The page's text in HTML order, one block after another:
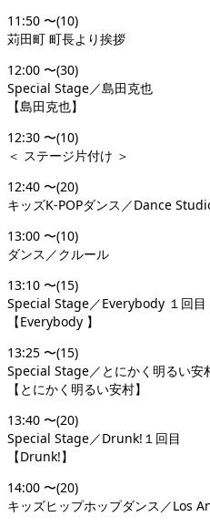
11:50 〜(10)
苅田町 町長より挨拶
12:00 〜(30)
Special Stage／島田克也
【島田克也】
12:30 〜(10)
＜ ステージ片付け ＞
12:40 〜(20)
キッズK-POPダンス／Dance
13:00 〜(10)
ダンス／クルール
13:10 〜(15)
Special Stage／Everybody １回目
【Everybody 】
13:25 〜(15)
Special Stage／とにかく明るい安
【とにかく明るい安村】
13:40 〜(20)
Special Stage／Drunk!１回目
【Drunk!】
14:00 〜(20)
キッズヒップホップダンス／Los